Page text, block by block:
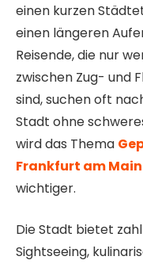
einen kurzen
einen längeren
Reisende, die nur
zwischen Zug- und
sind, suchen oft
Stadt ohne
wird das Thema
Frankfurt am Main
wichtiger.
Die Stadt bietet
Sightseeing,